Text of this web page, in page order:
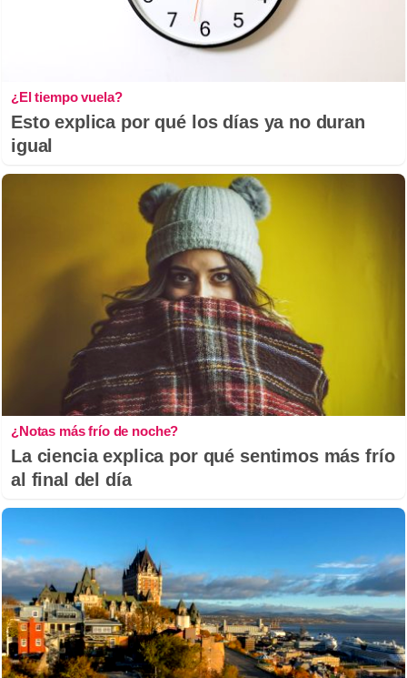
¿El tiempo vuela?
Esto explica por qué los días ya no duran
igual
¿Notas más frío de noche?
La ciencia explica por qué sentimos más frío
al final del día